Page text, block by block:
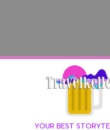
YOUR BEST